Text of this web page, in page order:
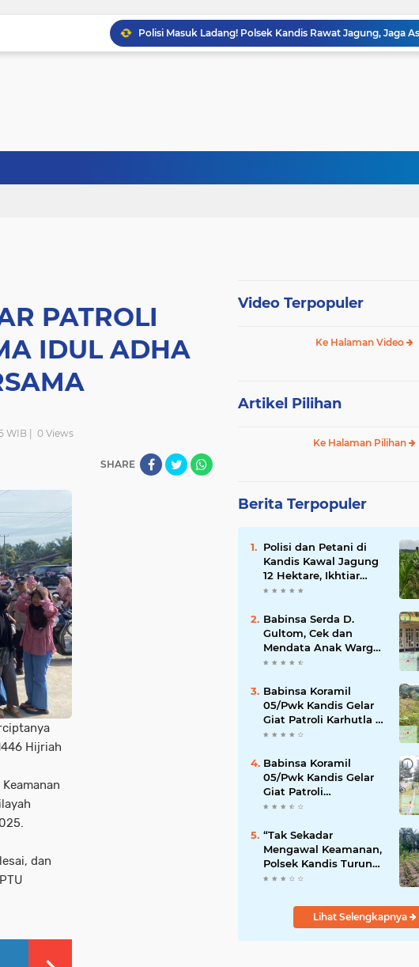
Babinsa Sertu Ridho Utomo Gelar Giat Kampung Pancasila
PATROLI
IDUL ADHA
WIB | 0Views
SHARE
Hijriah
dan
Video Terpopuler
Ke Halaman Video
Artikel Pilihan
Ke Halaman Pilihan
Berita Terpopuler
Polisi dan Petani di
Kandis Kawal Jagung
12 Hektare, Ikhtiar
Menjaga Ketahanan
Babinsa Serda D.
Gultom, Cek dan
Mendata Anak Warga
Yang Stunting
Babinsa Koramil
05/Pwk Kandis Gelar
Giat Patroli Karhutla di
Wilayah Kelurahan
Babinsa Koramil
05/Pwk Kandis Gelar
Giat Patroli
Pengamanan Line
Kandis Kandis
“Tak Sekadar
Mengawal Keamanan,
Polsek Kandis Turun
ke Lahan Jagung
Pangan
Lihat Selengkapnya